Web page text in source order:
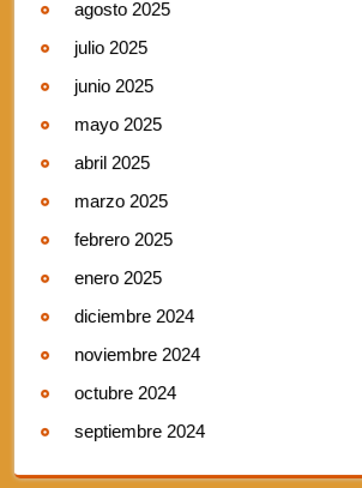
agosto 2025
julio 2025
junio 2025
mayo 2025
abril 2025
marzo 2025
febrero 2025
enero 2025
diciembre 2024
noviembre 2024
octubre 2024
septiembre 2024